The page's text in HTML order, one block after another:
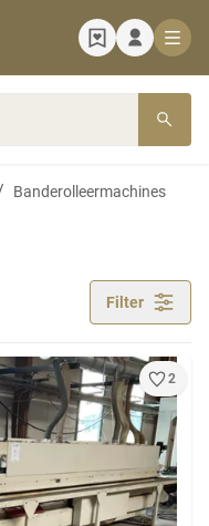
Banderolleermachines
Filter
2